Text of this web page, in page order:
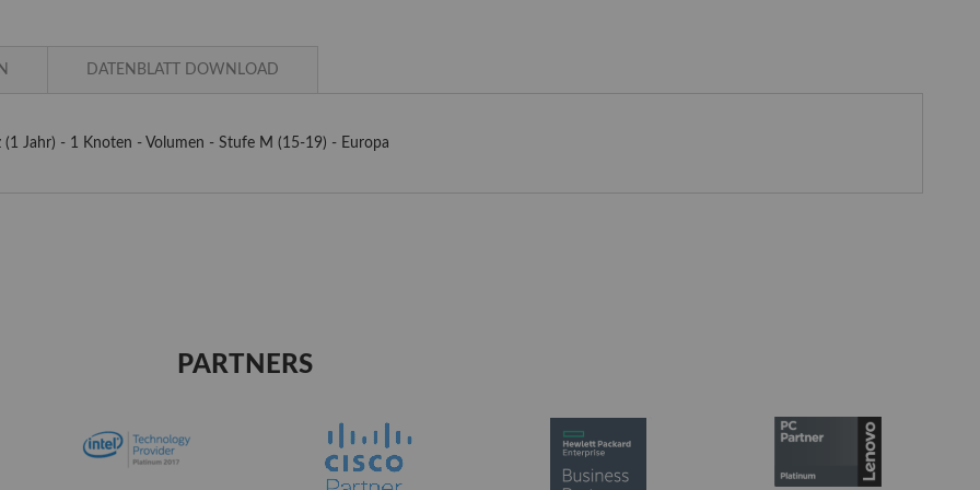
(1 Jahr) - 1 Knoten - Volumen - Stufe M (15-19) - Europa
DATENBLATT DOWNLOAD
PARTNERS